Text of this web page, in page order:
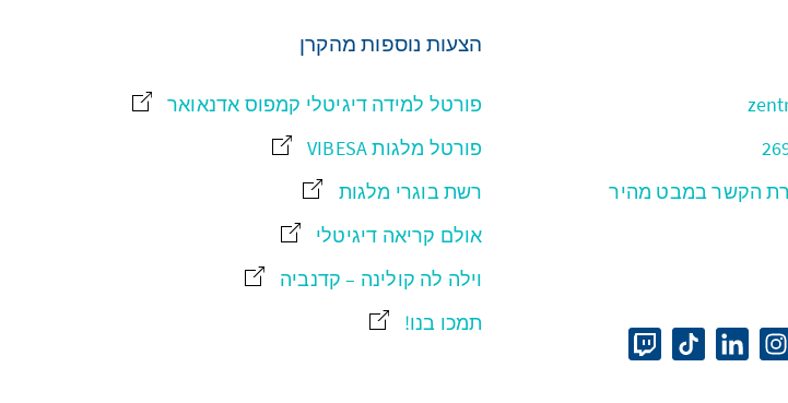
הקשר במבט מהיר
הצעות נוספות מהקרן
פורטל למידה דיגיטלי קמפוס אדנאואר
פורטל מלגות VIBESA
רשת בוגרי מלגות
אולם קריאה דיגיטלי
וילה לה קולינה – קדנביה
תמכו בנו!